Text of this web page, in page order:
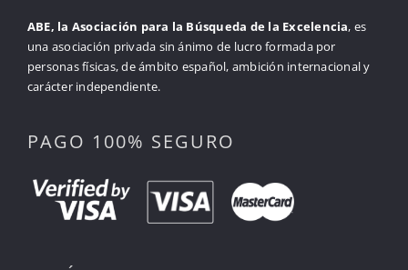
ABE, la Asociación para la Búsqueda de la Excelencia, es
una asociación privada sin ánimo de lucro formada por
personas físicas, de ámbito español, ambición internacional y
carácter independiente.
PAGO 100% SEGURO